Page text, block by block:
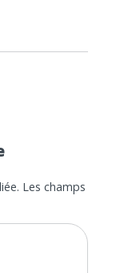
Les champs